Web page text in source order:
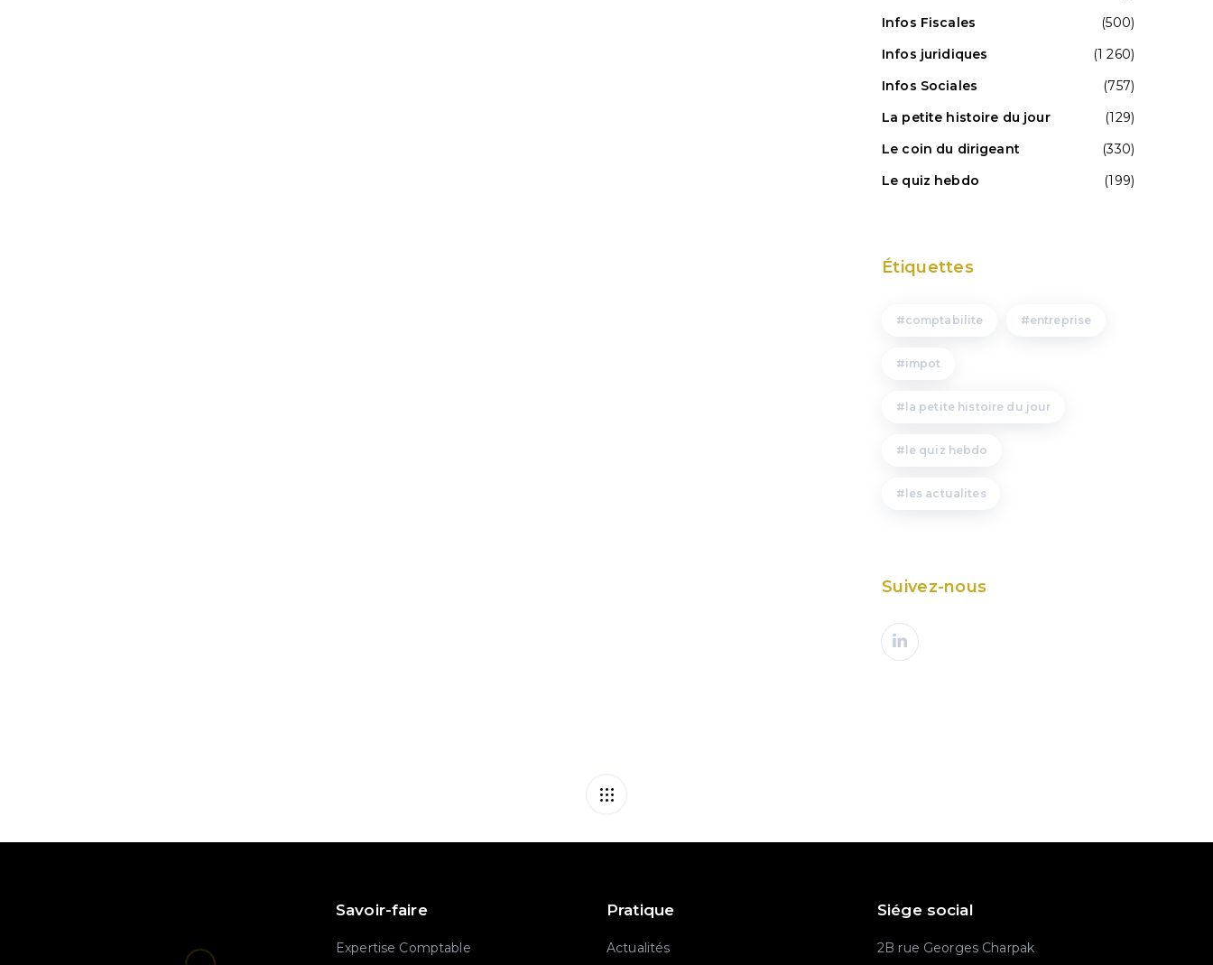
Infos Fiscales
(500)
Infos juridiques
(1 260)
Infos Sociales
(757)
La petite histoire du jour
(129)
Le coin du dirigeant
(330)
Le quiz hebdo
(199)
Étiquettes
comptabilite entreprise
impot
la petite histoire du jour
le quiz hebdo
les actualites
Suivez-nous
Savoir-faire
Expertise Comptable
Pratique
Actualités
Siége social
2B rue Georges Charpak